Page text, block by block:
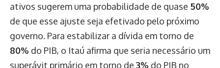
ativos sugerem uma probabilidade de quase 50%
de que esse ajuste seja efetivado pelo próximo
governo. Para estabilizar a dívida em torno de
80% do PIB, o Itaú afirma que seria necessário um
superávit primário em torno de 3% do PIB no